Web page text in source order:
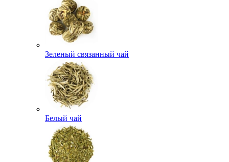
Зеленый связанный чай
Белый чай